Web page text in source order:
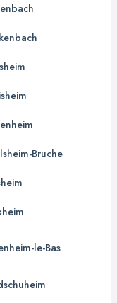
Bruche
le-Bas